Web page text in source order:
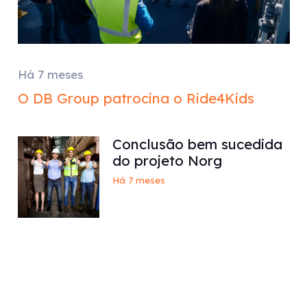
Há 7 meses
O DB Group patrocina o Ride4Kids
Conclusão bem sucedida
do projeto Norg
Há 7 meses